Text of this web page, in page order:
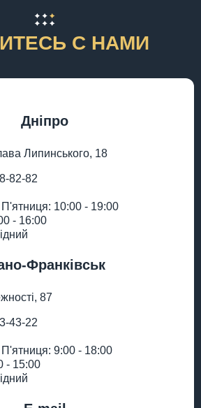
С НАМИ
Дніпро
Липинського, 18
82-82
П'ятниця: 10:00 - 19:00
- 16:00
Франківськ
87
43-22
П'ятниця: 9:00 - 18:00
- 15:00